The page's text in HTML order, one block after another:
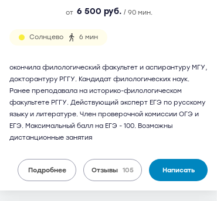
от 6 500 руб. / 90 мин.
Солнцево 6 мин
окончила филологический факультет и аспирантуру МГУ,
докторантуру РГГУ. Кандидат филологических наук.
Ранее преподавала на историко-филологическом
факультете РГГУ. Действующий эксперт ЕГЭ по русскому
языку и литературе. Член проверочной комиссии ОГЭ и
ЕГЭ. Максимальный балл на ЕГЭ - 100. Возможны
дистанционные занятия
Подробнее Отзывы 105 Написать